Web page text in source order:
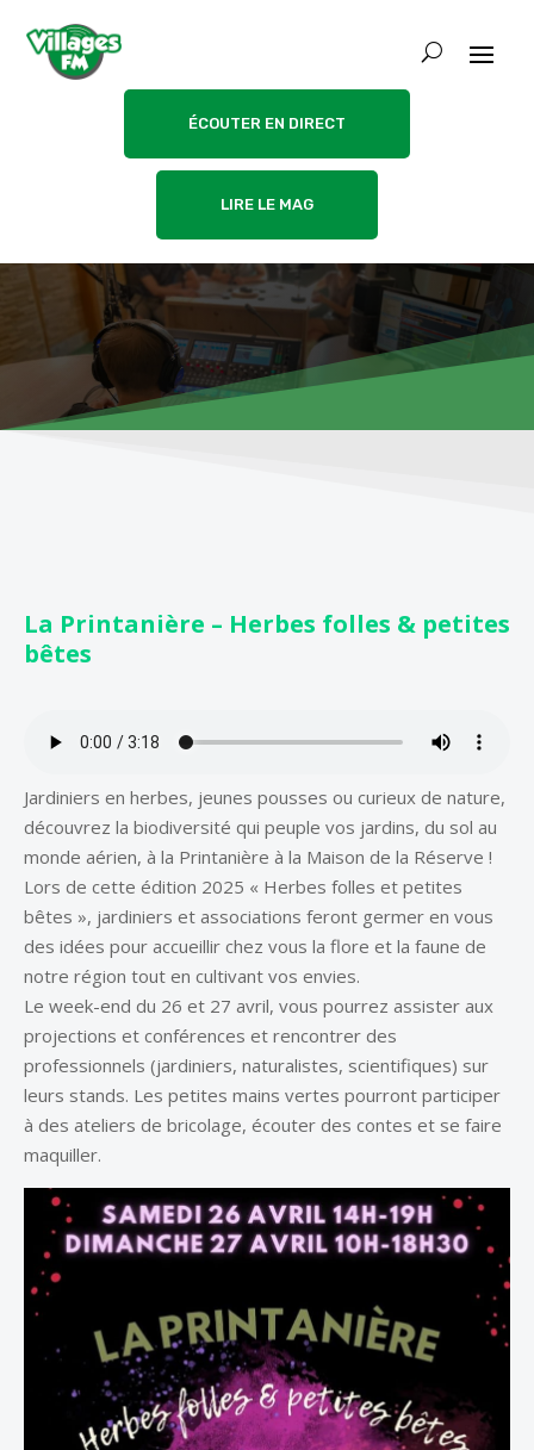
ÉCOUTER EN DIRECT
LIRE LE MAG
La Printanière – Herbes folles & petites
bêtes
Jardiniers en herbes, jeunes pousses ou curieux de nature,
découvrez la biodiversité qui peuple vos jardins, du sol au
monde aérien, à la Printanière à la Maison de la Réserve !
Lors de cette édition 2025 « Herbes folles et petites
bêtes », jardiniers et associations feront germer en vous
des idées pour accueillir chez vous la flore et la faune de
notre région tout en cultivant vos envies.
Le week-end du 26 et 27 avril, vous pourrez assister aux
projections et conférences et rencontrer des
professionnels (jardiniers, naturalistes, scientifiques) sur
leurs stands. Les petites mains vertes pourront participer
à des ateliers de bricolage, écouter des contes et se faire
maquiller.